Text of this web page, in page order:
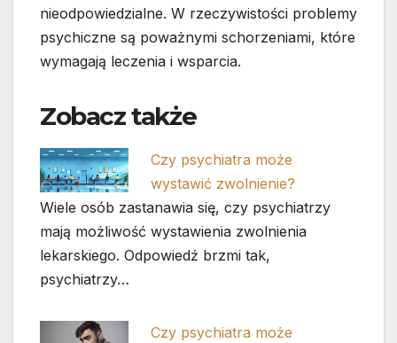
nieodpowiedzialne. W rzeczywistości problemy
psychiczne są poważnymi schorzeniami, które
wymagają leczenia i wsparcia.
Zobacz także
Czy psychiatra może
wystawić zwolnienie?
Wiele osób zastanawia się, czy psychiatrzy
mają możliwość wystawienia zwolnienia
lekarskiego. Odpowiedź brzmi tak,
psychiatrzy…
Czy psychiatra może